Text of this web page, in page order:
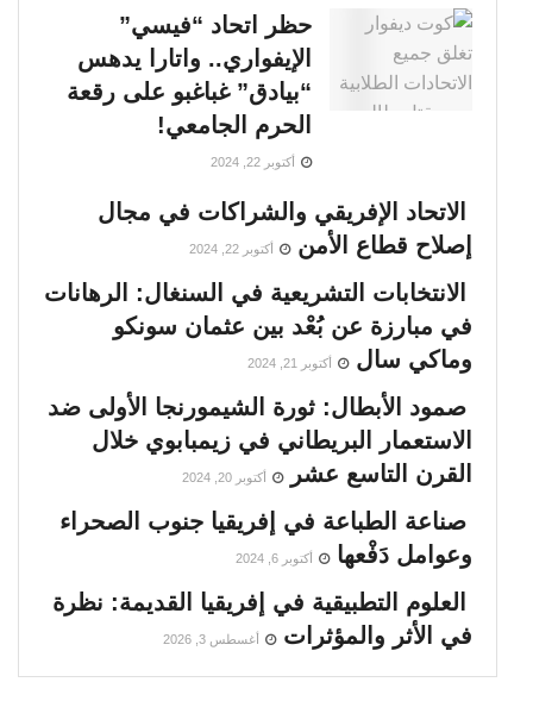
حظر اتحاد “فيسي”
الإيفواري.. واتارا يدهس
“بيادق” غباغبو على رقعة
الحرم الجامعي!
أكتوبر 22, 2024
الاتحاد الإفريقي والشراكات في مجال
إصلاح قطاع الأمن
أكتوبر 22, 2024
الانتخابات التشريعية في السنغال: الرهانات
في مبارزة عن بُعْد بين عثمان سونكو
وماكي سال
أكتوبر 21, 2024
صمود الأبطال: ثورة الشيمورنجا الأولى ضد
الاستعمار البريطاني في زيمبابوي خلال
القرن التاسع عشر
أكتوبر 20, 2024
صناعة الطباعة في إفريقيا جنوب الصحراء
وعوامل دَفْعها
أكتوبر 6, 2024
العلوم التطبيقية في إفريقيا القديمة: نظرة
في الأثر والمؤثرات
أغسطس 3, 2026